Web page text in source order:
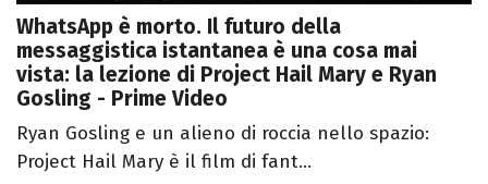
WhatsApp è morto. Il futuro della
messaggistica istantanea è una cosa mai
vista: la lezione di Project Hail Mary e Ryan
Gosling - Prime Video
Ryan Gosling e un alieno di roccia nello spazio:
Project Hail Mary è il film di fant...